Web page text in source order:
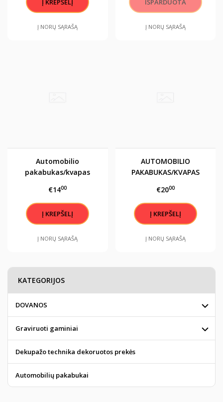
Į NORŲ SĄRAŠĄ Į NORŲ SĄRAŠĄ
Automobilio
pakabukas/kvapas
kas tiki savo svajonių
grožiu..."
€1400
Į NORŲ SĄRAŠĄ
AUTOMOBILIO
PAKABUKAS/KVAPAS
TIEMS KAS TIKI SAVO
SVAJONIŲ GROŽIU..."
€2000
Į NORŲ SĄRAŠĄ
KATEGORIJOS
DOVANOS
Graviruoti gaminiai
Dekupažo technika dekoruotos prekės
Automobilių pakabukai